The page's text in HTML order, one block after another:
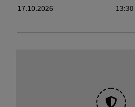
17.10.2026 13:30